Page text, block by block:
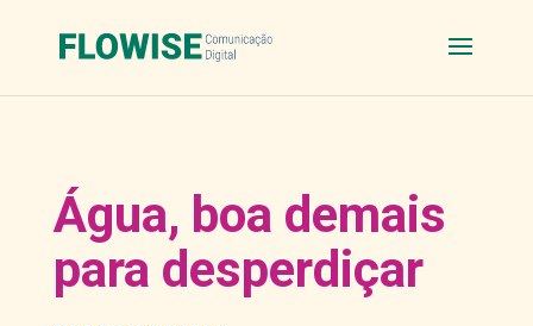
Água, boa demais
para desperdiçar